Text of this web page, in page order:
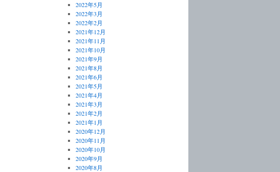
2022年5月
2022年3月
2022年2月
2021年12月
2021年11月
2021年10月
2021年9月
2021年8月
2021年6月
2021年5月
2021年4月
2021年3月
2021年2月
2021年1月
2020年12月
2020年11月
2020年10月
2020年9月
2020年8月